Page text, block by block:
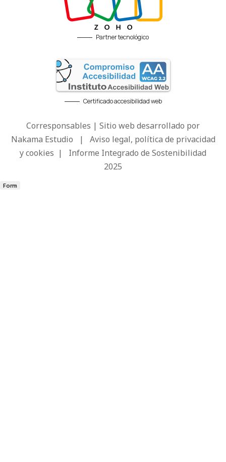
Partner tecnológico
Certificado accesibilidad web
Corresponsables | Sitio web desarrollado por
Nakama Estudio | Aviso legal, política de privacidad
y cookies | Informe Integrado de Sostenibilidad
2025
Form